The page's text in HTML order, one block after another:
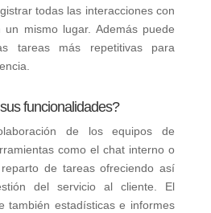
todas las interacciones con
un mismo lugar. Además puede
tareas más repetitivas para
funcionalidades?
de los equipos de
como el chat interno o
de tareas ofreciendo así
del servicio al cliente. El
también estadísticas e informes